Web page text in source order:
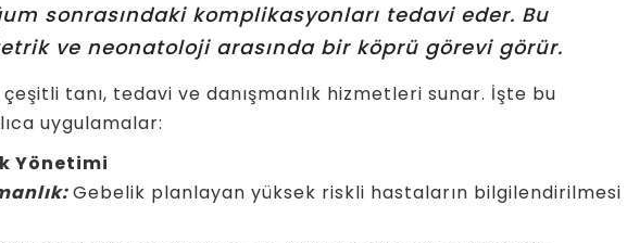
sonrasındaki komplikasyonları tedavi eder. Bu
ve neonatoloji arasında bir köprü görevi görür.
tanı, tedavi ve danışmanlık hizmetleri sunar. İşte bu
uygulamalar:
Yönetimi
Gebelik planlayan yüksek riskli hastaların bilgilendirilmesi